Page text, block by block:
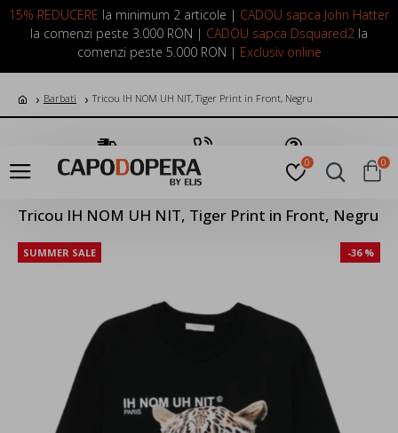
15% REDUCERE la minimum 2 articole | CADOU sapca John Hatter
la comenzi peste 3.000 RON | CADOU sapca Dsquared2 la
comenzi peste 5.000 RON | Exclusiv online
LOGIN INREGISTRARE
0 0
Barbati Tricou IH NOM UH NIT, Tiger Print in Front, Negru
Transport Gratuit Suna Acum Pune o Intrebare
Tricou IH NOM UH NIT, Tiger Print in Front, Negru
SUMMER SALE -36 %